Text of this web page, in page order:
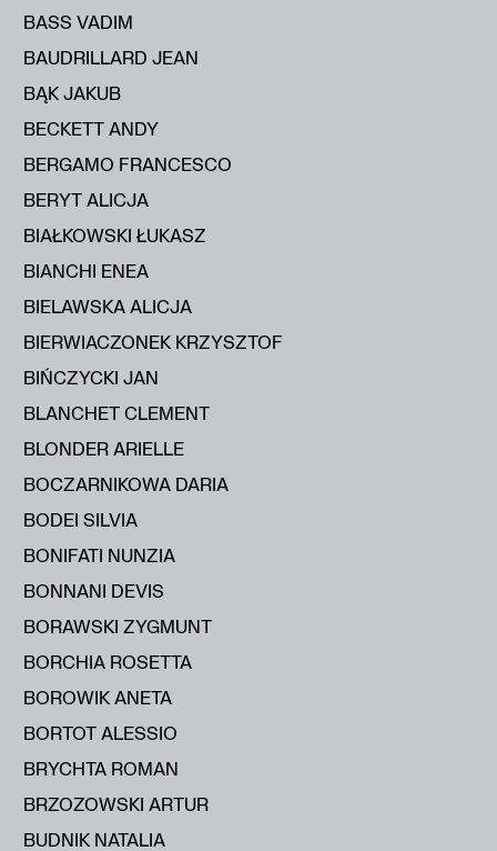
BASS VADIM
BAUDRILLARD JEAN
BĄK JAKUB
BECKETT ANDY
BERGAMO FRANCESCO
BERYT ALICJA
BIAŁKOWSKI ŁUKASZ
BIANCHI ENEA
BIELAWSKA ALICJA
BIERWIACZONEK KRZYSZTOF
BIŃCZYCKI JAN
BLANCHET CLEMENT
BLONDER ARIELLE
BOCZARNIKOWA DARIA
BODEI SILVIA
BONIFATI NUNZIA
BONNANI DEVIS
BORAWSKI ZYGMUNT
BORCHIA ROSETTA
BOROWIK ANETA
BORTOT ALESSIO
BRYCHTA ROMAN
BRZOZOWSKI ARTUR
BUDNIK NATALIA